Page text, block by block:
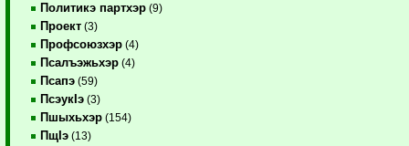
Политикэ партхэр (9)
Проект (3)
Профсоюзхэр (4)
Псалъэжьхэр (4)
Псапэ (59)
ПсэукIэ (3)
Пшыхьхэр (154)
ПщIэ (13)